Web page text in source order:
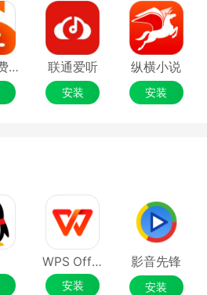
番茄免费小说 联通爱听
安装
纵横小说
安装
WPS Office
安装
影音先锋
安装